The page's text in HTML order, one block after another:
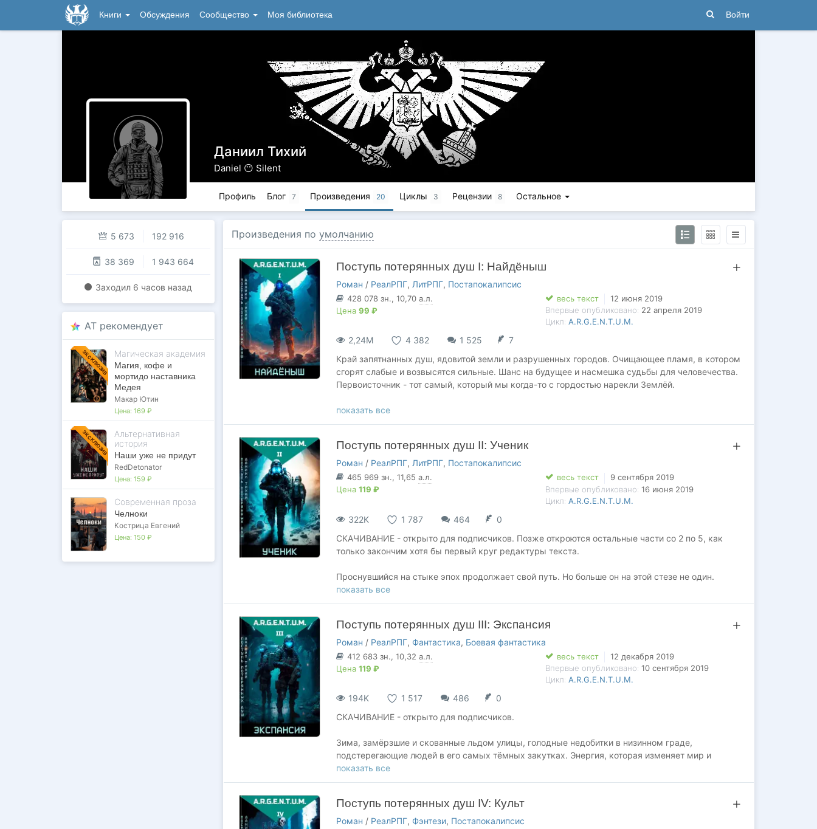
Книги Обсуждения Сообщество Моя библиотека Войти
Даниил Тихий
Daniel 😶 Silent
Профиль Блог 7 Произведения 20 Циклы 3 Рецензии 8 Остальное
5 673 192 916
38 369 1 943 664
Заходил 6 часов назад
AT рекомендует
ЭКСКЛЮЗИВ Магическая академия
Магия, кофе и
мортидо наставника
Медея
Макар Ютин
Цена: 169 ₽
ЭКСКЛЮЗИВ
Альтернативная
история
Наши уже не придут
RedDetonator
Цена: 159 ₽
Современная проза
Челноки
Кострица Евгений
Цена: 150 ₽
Произведения по умолчанию
Поступь потерянных душ I: Найдёныш
Роман / РеалРПГ, ЛитРПГ, Постапокалипсис
428 078 зн., 10,70 а.л.
Цена 99 ₽
весь текст
12 июня 2019
Впервые опубликовано: 22 апреля 2019
Цикл: A.R.G.E.N.T.U.M.
2,24М 4 382 1 525
7
Край запятнанных душ, ядовитой земли и разрушенных городов. Очищающее пламя, в котором
сгорят слабые и возвысятся сильные. Шанс на будущее и насмешка судьбы для человечества.
Первоисточник - тот самый, который мы когда-то с гордостью нарекли Землёй.
Редактор книги: Toyama
показать все
Поступь потерянных душ II: Ученик
Роман / РеалРПГ, ЛитРПГ, Постапокалипсис
465 969 зн., 11,65 а.л.
Цена 119 ₽
весь текст
9 сентября 2019
Впервые опубликовано: 16 июня 2019
Цикл: A.R.G.E.N.T.U.M.
322K 1 787 464
0
СКАЧИВАНИЕ - открыто для подписчиков. Позже откроются остальные части со 2 по 5, как
только закончим хотя бы первый круг редактуры текста.
Проснувшийся на стыке эпох продолжает свой путь. Но больше он на этой стезе не один.
Несмотря на потери, страдания и гибель вокруг, Найд нашёл верного друга и наставника.
Поможет ли это выжить? Сможет ли Найд стать старателем? Суровым воином, ищущим тропы
показать все
Поступь потерянных душ III: Экспансия
Роман / РеалРПГ, Фантастика, Боевая фантастика
412 683 зн., 10,32 а.л.
Цена 119 ₽
весь текст
12 декабря 2019
Впервые опубликовано: 10 сентября 2019
Цикл: A.R.G.E.N.T.U.M.
194K 1 517 486
0
СКАЧИВАНИЕ - открыто для подписчиков.
Зима, замёрзшие и скованные льдом улицы, голодные недобитки в низинном граде,
подстерегающие людей в его самых тёмных закутках. Энергия, которая изменяет мир и
живущих в нём. Люди, первые предвестники новой эры, способные предсказывать будущее,
воздействовать на физический мир силой мысли и демонстрировать поразительные
показать все
Поступь потерянных душ IV: Культ
Роман / РеалРПГ, Фэнтези, Постапокалипсис